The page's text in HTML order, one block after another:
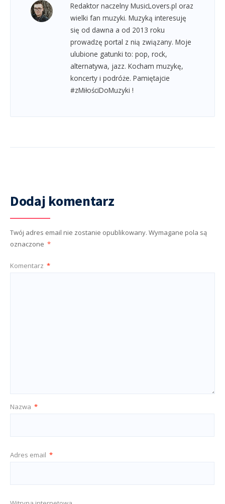
Redaktor naczelny MusicLovers.pl oraz
wielki fan muzyki. Muzyką interesuję
się od dawna a od 2013 roku
prowadzę portal z nią związany. Moje
ulubione gatunki to: pop, rock,
alternatywa, jazz. Kocham muzykę,
koncerty i podróże. Pamiętajcie
#zMiłościDoMuzyki !
Dodaj komentarz
Twój adres email nie zostanie opublikowany. Wymagane pola są
oznaczone *
Komentarz *
Nazwa *
Adres email *